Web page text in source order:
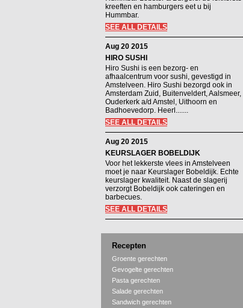
kreeften en hamburgers eet u bij
Hummbar.
SEE ALL DETAILS
Aug 20 2015
HIRO SUSHI
Hiro Sushi is een bezorg- en
afhaalcentrum voor sushi, gevestigd in
Amstelveen. Hiro Sushi bezorgd ook in
Amsterdam Zuid, Buitenveldert, Aalsmeer,
Ouderkerk a/d Amstel, Uithoorn en
Badhoevedorp. Heerl.......
SEE ALL DETAILS
Aug 20 2015
KEURSLAGER BOBELDIJK
Voor het lekkerste vlees in Amstelveen
moet je naar Keurslager Bobeldijk. Echte
keurslager kwaliteit. Naast de slagerij
verzorgt Bobeldijk ook cateringen en
barbecues.
SEE ALL DETAILS
Recepten
Groente gerechten
Gevogelte gerechten
Pasta gerechten
Salade gerechten
Sandwich gerechten